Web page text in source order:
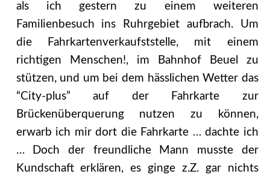
als ich gestern zu einem weiteren
Familienbesuch ins Ruhrgebiet aufbrach. Um
die Fahrkartenverkaufststelle, mit einem
richtigen Menschen!, im Bahnhof Beuel zu
stützen, und um bei dem hässlichen Wetter das
“City-plus” auf der Fahrkarte zur
Brückenüberquerung nutzen zu können,
erwarb ich mir dort die Fahrkarte … dachte ich
… Doch der freundliche Mann musste der
Kundschaft erklären, es ginge z.Z. gar nichts